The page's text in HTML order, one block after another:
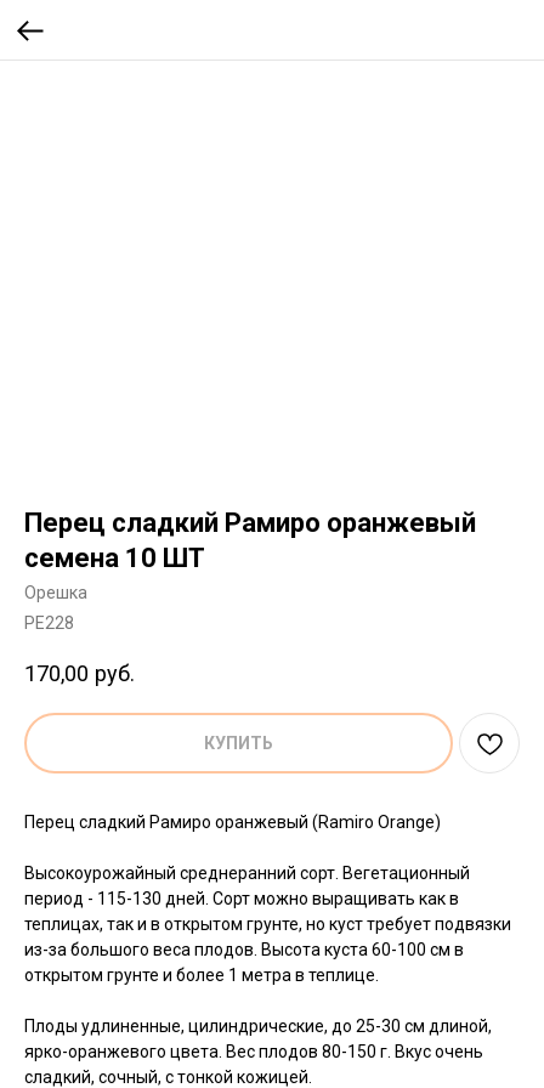
Перец сладкий Рамиро оранжевый
семена 10 ШТ
Орешка
PE228
170,00 руб.
КУПИТЬ
Перец сладкий Рамиро оранжевый (Ramiro Orange)
Высокоурожайный среднеранний сорт. Вегетационный
период - 115-130 дней. Сорт можно выращивать как в
теплицах, так и в открытом грунте, но куст требует подвязки
из-за большого веса плодов. Высота куста 60-100 см в
открытом грунте и более 1 метра в теплице.
Плоды удлиненные, цилиндрические, до 25-30 см длиной,
ярко-оранжевого цвета. Вес плодов 80-150 г. Вкус очень
сладкий, сочный, с тонкой кожицей.